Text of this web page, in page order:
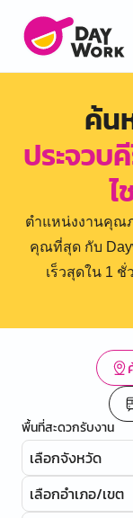
ค้น
ประจวบ
ไ
ตำแหน่งงานคุณ
คุณที่สุด กับ
เร็วสุดใน 1
พื้นที่สะดวกรับงาน
เลือกจังหวัด
เลือกอำเภอ/เขต